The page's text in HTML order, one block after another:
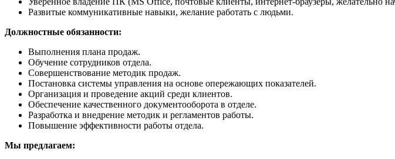
Развитые коммуникативные навыки, желание работать с людьми.
Должностные обязанности:
Выполнения плана продаж.
Обучение сотрудников отдела.
Совершенствование методик продаж.
Постановка системы управления на основе опережающих показателей.
Организация и проведение акций среди клиентов.
Обеспечение качественного документооборота в отделе.
Разработка и внедрение методик и регламентов работы.
Повышение эффективности работы отдела.
Мы предлагаем: